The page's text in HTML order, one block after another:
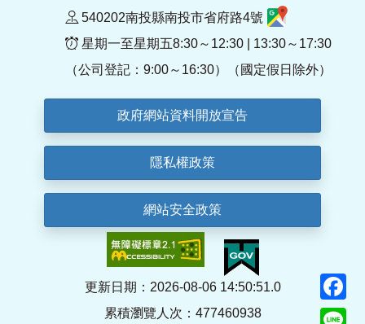
540202南投縣南投市省府路4號
星期一至星期五8:30～12:30 | 13:30～17:30
（公司登記：9:00～16:30）（國定假日除外）
政府網站資料開放宣告
隱私權政策
網站安全政策
更新日期：2026-08-06 14:50:51.0
累積瀏覽人次：477460938